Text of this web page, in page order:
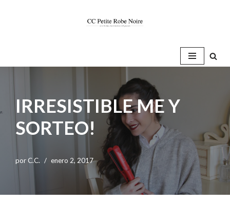
IRRESISTIBLE ME Y
SORTEO!
porC.C. enero 2, 2017